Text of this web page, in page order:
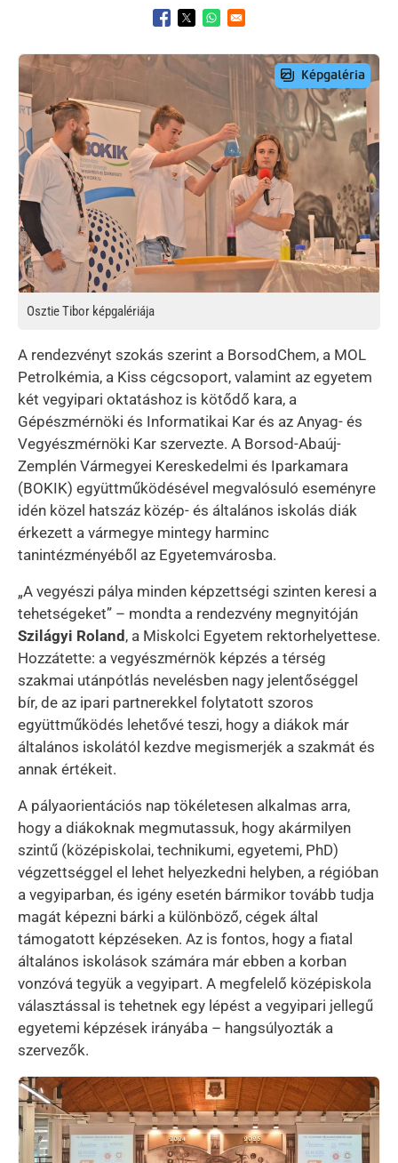
Opens in a new window
Opens in a new window
Opens in a new window
Preview Image
Osztie Tibor képgalériája
A rendezvényt szokás szerint a BorsodChem, a MOL
Petrolkémia, a Kiss cégcsoport, valamint az egyetem
két vegyipari oktatáshoz is kötődő kara, a
Gépészmérnöki és Informatikai Kar és az Anyag- és
Vegyészmérnöki Kar szervezte. A Borsod-Abaúj-
Zemplén Vármegyei Kereskedelmi és Iparkamara
(BOKIK) együttműködésével megvalósuló eseményre
idén közel hatszáz közép- és általános iskolás diák
érkezett a vármegye mintegy harminc
tanintézményéből az Egyetemvárosba.
„A vegyészi pálya minden képzettségi szinten keresi a
tehetségeket” – mondta a rendezvény megnyitóján
Szilágyi Roland, a Miskolci Egyetem rektorhelyettese.
Hozzátette: a vegyészmérnök képzés a térség
szakmai utánpótlás nevelésben nagy jelentőséggel
bír, de az ipari partnerekkel folytatott szoros
együttműködés lehetővé teszi, hogy a diákok már
általános iskolától kezdve megismerjék a szakmát és
annak értékeit.
A pályaorientációs nap tökéletesen alkalmas arra,
hogy a diákoknak megmutassuk, hogy akármilyen
szintű (középiskolai, technikumi, egyetemi, PhD)
végzettséggel el lehet helyezkedni helyben, a régióban
a vegyiparban, és igény esetén bármikor tovább tudja
magát képezni bárki a különböző, cégek által
támogatott képzéseken. Az is fontos, hogy a fiatal
általános iskolások számára már ebben a korban
vonzóvá tegyük a vegyipart. A megfelelő középiskola
választással is tehetnek egy lépést a vegyipari jellegű
egyetemi képzések irányába – hangsúlyozták a
szervezők.
Kép